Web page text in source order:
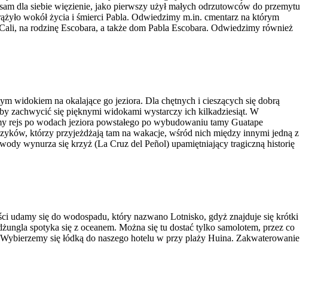
dla siebie więzienie, jako pierwszy użył małych odrzutowców do przemytu
wokół życia i śmierci Pabla. Odwiedzimy m.in. cmentarz na którym
na rodzinę Escobara, a także dom Pabla Escobara. Odwiedzimy również
widokiem na okalające go jeziora. Dla chętnych i cieszących się dobrą
zachwycić się pięknymi widokami wystarczy ich kilkadziesiąt. W
rejs po wodach jeziora powstałego po wybudowaniu tamy Guatape
którzy przyjeżdżają tam na wakacje, wśród nich między innymi jedną z
wynurza się krzyż (La Cruz del Peñol) upamiętniający tragiczną historię
udamy się do wodospadu, który nazwano Lotnisko, gdyż znajduje się krótki
spotyka się z oceanem. Można się tu dostać tylko samolotem, przez co
się łódką do naszego hotelu w przy plaży Huina. Zakwaterowanie